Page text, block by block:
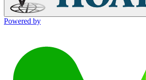
Powered by